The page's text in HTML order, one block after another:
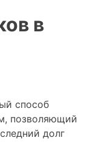
в
способ
позволяющий
долг